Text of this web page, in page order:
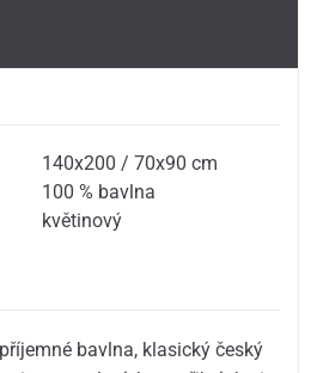
140x200 / 70x90 cm
100 % bavlna
květinový
bavlna, klasický český